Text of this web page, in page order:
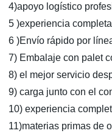
4)apoyo logístico
5 )experiencia
6 )Envío rápido por
7) Embalaje con palet
8) el mejor servicio
9) carga junto con el
10) experiencia
11)materias primas de